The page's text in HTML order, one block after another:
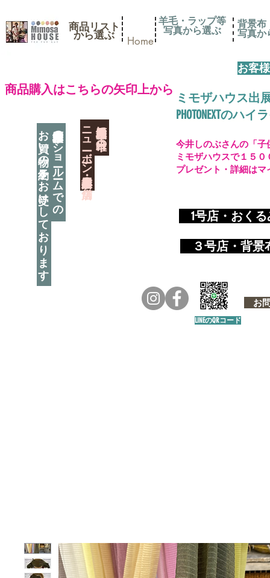
商品リスト
​から選ぶ Home
​商品購入はこちらの矢印上から
神奈川県相模原市に日本唯一の
​ニューボーン撮影用小道具店・３店舗
羊毛・ラップ等
写真から選ぶ
背景布
写真か
お客
ミモザハウス出
PHOTONEXTのハ
神奈川県相模原市のショールームでの
お買い物の予約をお受けしております 1号店・おく
​ ３号店・背
お
今井しのぶさんの「
ミモザハウスで１５
プレゼント・詳細は
LINEのQRコード